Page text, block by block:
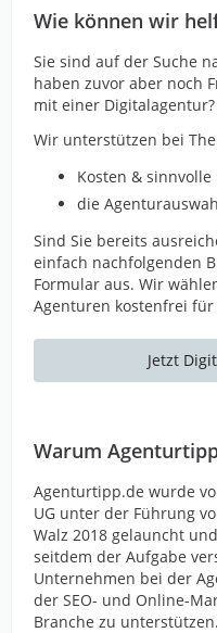
Wie können wir
Sie sind auf der Suche
haben zuvor aber noch
mit einer
Wir unterstützen bei
Kosten & sinnvolle
die
Sind Sie bereits
einfach nachfolgenden
Formular aus. Wir
Agenturen kostenfrei für
Jetzt
Warum
Agenturtipp.de wurde
UG unter der Führung
Walz 2018 gelauncht
seitdem der Aufgabe
Unternehmen bei der
der SEO- und Online-
Branche zu unterstützen.